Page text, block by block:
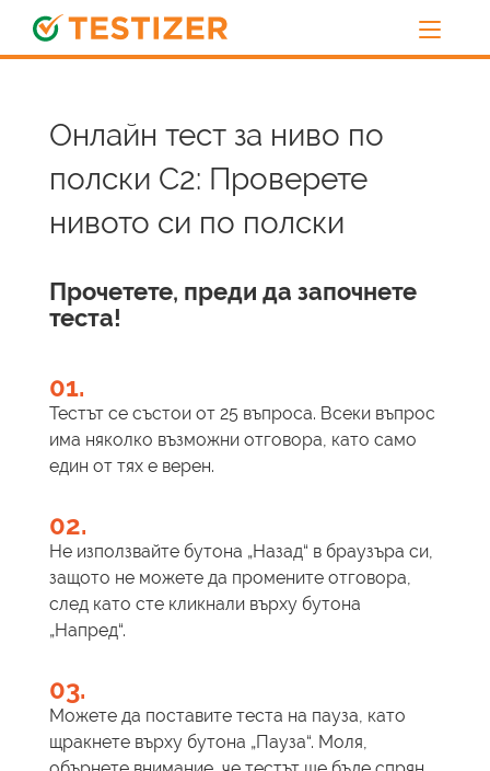
Онлайн тест за ниво по
полски C2: Проверете
нивото си по полски
Прочетете, преди да започнете
теста!
01.
Тестът се състои от 25 въпроса. Всеки въпрос
има няколко възможни отговора, като само
един от тях е верен.
02.
Не използвайте бутона „Назад“ в браузъра си,
защото не можете да промените отговора,
след като сте кликнали върху бутона
„Напред“.
03.
Можете да поставите теста на пауза, като
щракнете върху бутона „Пауза“. Моля,